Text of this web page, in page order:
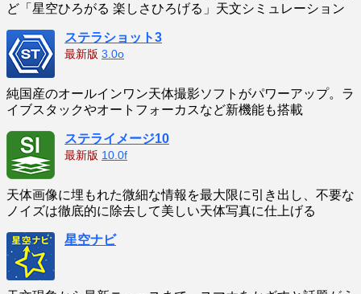
ど「星空ひろがる 楽しさひろげる」天文シミュレーション
ステラショット3
最新版 3.0o
純国産のオールインワン天体撮影ソフトがパワーアップ。ラ
イブスタックやオートフォーカスなど新機能も搭載
ステライメージ10
最新版 10.0f
天体画像に埋もれた微細な情報を最大限に引き出し、不要な
ノイズは徹底的に除去して美しい天体写真に仕上げる
星空ナビ